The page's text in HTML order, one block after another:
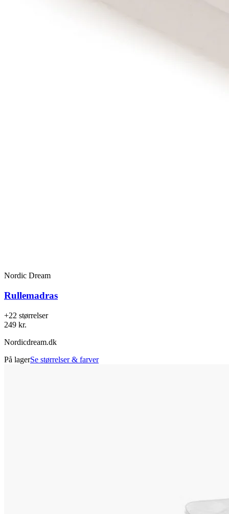
Nordic Dream
Rullemadras
+22 størrelser
249 kr.
Nordicdream.dk
På lagerSe størrelser & farver